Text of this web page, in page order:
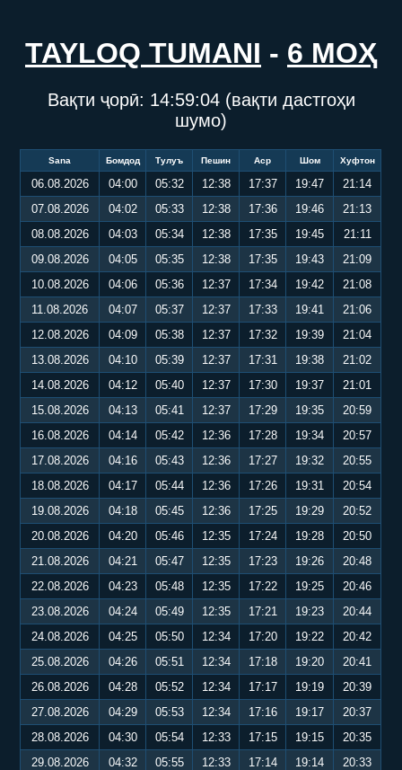
TAYLOQ TUMANI - 6 МОҲ
Вақти ҷорӣ: 14:59:04(вақти дастгоҳи
шумо)
Sana Бомдод Тулуъ Пешин Аср Шом Хуфтон
06.08.2026 04:00 05:32 12:38 17:37 19:47
21:14
07.08.2026
04:02 05:33 12:38 17:36 19:46
21:13
08.08.2026
04:03 05:34 12:38 17:35 19:45
21:11
09.08.2026
04:05 05:35 12:38 17:35 19:43
21:09
10.08.2026
04:06 05:36 12:37 17:34 19:42
21:08
11.08.2026
04:07 05:37 12:37 17:33 19:41
21:06
12.08.2026
04:09 05:38 12:37 17:32 19:39
21:04
13.08.2026
04:10 05:39 12:37 17:31 19:38
21:02
14.08.2026
04:12 05:40 12:37 17:30 19:37
21:01
15.08.2026
04:13 05:41 12:37 17:29 19:35
20:59
16.08.2026
04:14 05:42 12:36 17:28 19:34
20:57
17.08.2026
04:16 05:43 12:36 17:27 19:32
20:55
18.08.2026
04:17 05:44 12:36 17:26 19:31
20:54
19.08.2026
04:18 05:45 12:36 17:25 19:29
20:52
20.08.2026
04:20 05:46 12:35 17:24 19:28
20:50
21.08.2026
04:21 05:47 12:35 17:23 19:26
20:48
22.08.2026
04:23 05:48 12:35 17:22 19:25
20:46
23.08.2026
04:24 05:49 12:35 17:21 19:23
20:44
24.08.2026
04:25 05:50 12:34 17:20 19:22
20:42
25.08.2026
04:26 05:51 12:34 17:18 19:20
20:41
26.08.2026
04:28 05:52 12:34 17:17 19:19
20:39
27.08.2026
04:29 05:53 12:34 17:16 19:17
20:37
28.08.2026
04:30 05:54 12:33 17:15 19:15
20:35
29.08.2026
04:32 05:55 12:33 17:14 19:14
20:33